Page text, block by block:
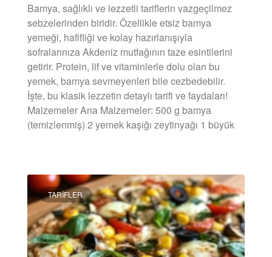
Bamya, sağlıklı ve lezzetli tariflerin vazgeçilmez
sebzelerinden biridir. Özellikle etsiz bamya
yemeği, hafifliği ve kolay hazırlanışıyla
sofralarınıza Akdeniz mutfağının taze esintilerini
getirir. Protein, lif ve vitaminlerle dolu olan bu
yemek, bamya sevmeyenleri bile cezbedebilir.
İşte, bu klasik lezzetin detaylı tarifi ve faydaları!
Malzemeler Ana Malzemeler: 500 g bamya
(temizlenmiş) 2 yemek kaşığı zeytinyağı 1 büyük
TARIFLER